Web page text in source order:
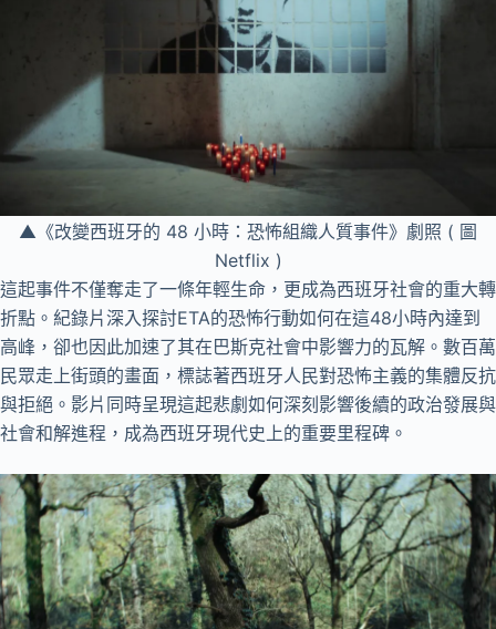
▲《改變西班牙的 48 小時：恐怖組織人質事件》劇照 ( 圖
Netflix )
這起事件不僅奪走了一條年輕生命，更成為西班牙社會的重大轉
折點。紀錄片深入探討ETA的恐怖行動如何在這48小時內達到
高峰，卻也因此加速了其在巴斯克社會中影響力的瓦解。數百萬
民眾走上街頭的畫面，標誌著西班牙人民對恐怖主義的集體反抗
與拒絕。影片同時呈現這起悲劇如何深刻影響後續的政治發展與
社會和解進程，成為西班牙現代史上的重要里程碑。